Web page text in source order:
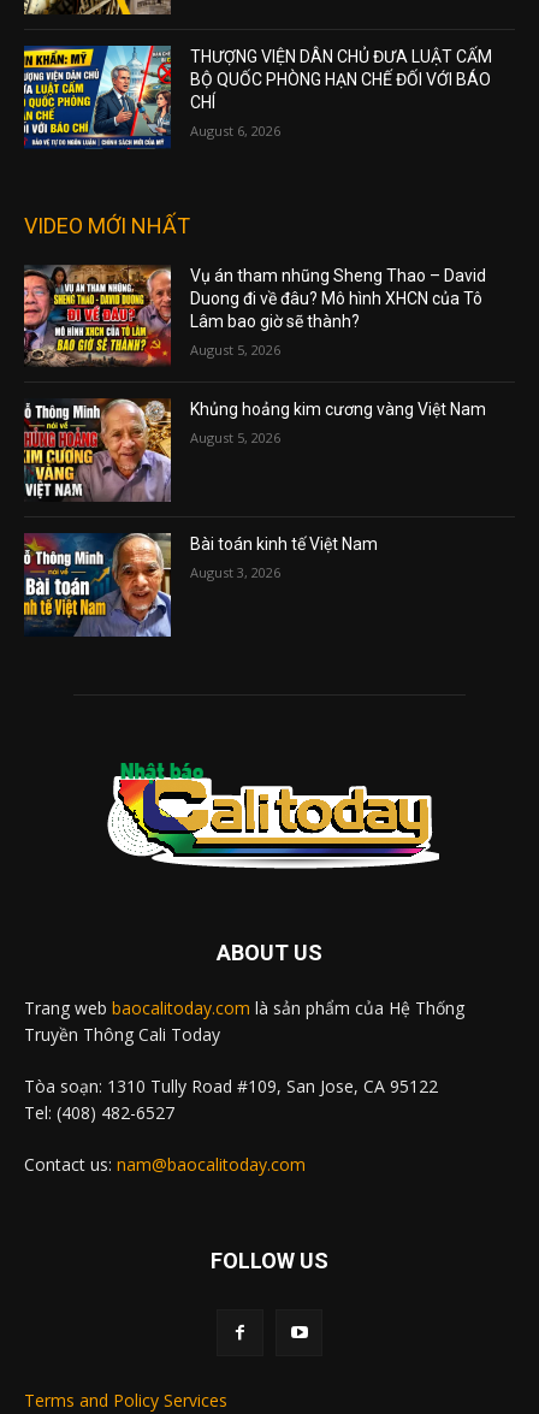
THƯỢNG VIỆN DÂN CHỦ ĐƯA LUẬT CẤM
BỘ QUỐC PHÒNG HẠN CHẾ ĐỐI VỚI BÁO
CHÍ
August 6, 2026
VIDEO MỚI NHẤT
Vụ án tham nhũng Sheng Thao – David
Duong đi về đâu? Mô hình XHCN của Tô
Lâm bao giờ sẽ thành?
August 5, 2026
Khủng hoảng kim cương vàng Việt Nam
August 5, 2026
Bài toán kinh tế Việt Nam
August 3, 2026
ABOUT US
Trang web baocalitoday.com là sản phẩm của Hệ Thống
Truyền Thông Cali Today
Tòa soạn: 1310 Tully Road #109, San Jose, CA 95122
Tel: (408) 482-6527
Contact us: nam@baocalitoday.com
FOLLOW US
Terms and Policy Services